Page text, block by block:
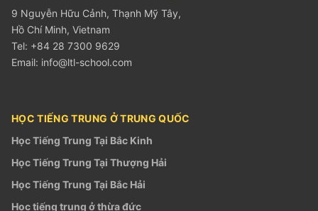
9 Nguyễn Hữu Cảnh, Thạnh Mỹ Tây,
Hồ Chí Minh, Vietnam
Tel: +84 28 7300 9629
Email: info@ltl-school.com
HỌC TIẾNG TRUNG Ở TRUNG QUỐC
Học Tiếng Trung Tại Bắc Kinh
Học Tiếng Trung Tại Thượng Hải
Học Tiếng Trung Tại Bắc Hải
Học tiếng trung ở thừa đức